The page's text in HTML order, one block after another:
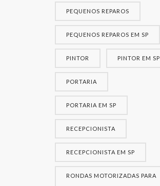
PEQUENOS REPAROS
PEQUENOS REPAROS EM SP
PINTOR PINTOR EM SP
PORTARIA
PORTARIA EM SP
RECEPCIONISTA
RECEPCIONISTA EM SP
RONDAS MOTORIZADAS PARA